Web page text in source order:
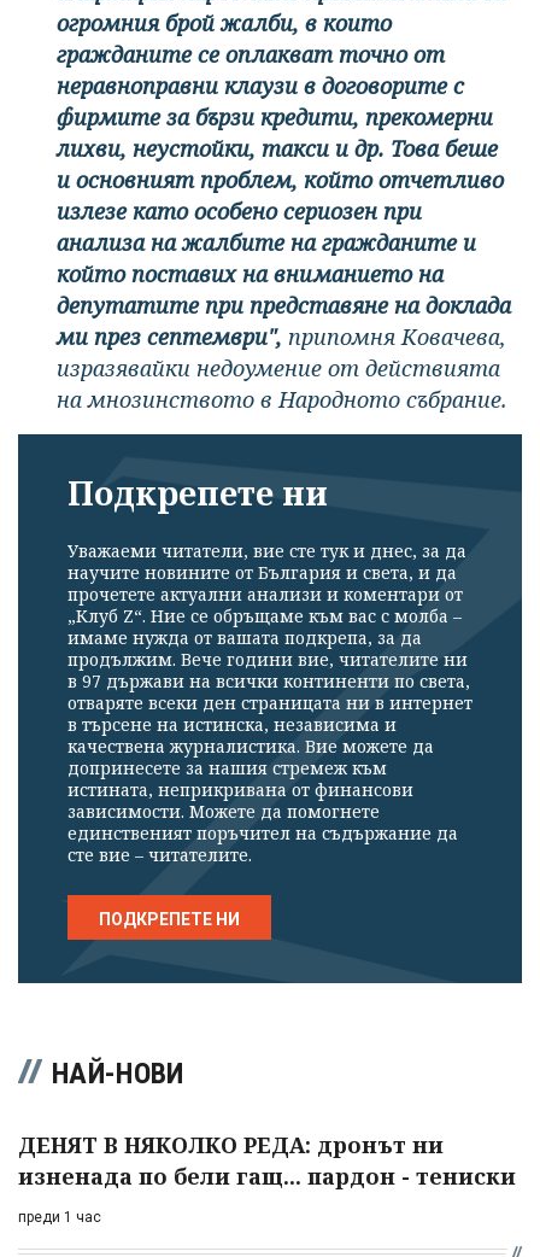
огромния брой жалби, в които
гражданите се оплакват точно от
неравноправни клаузи в договорите с
фирмите за бързи кредити, прекомерни
лихви, неустойки, такси и др. Това беше
и основният проблем, който отчетливо
излезе като особено сериозен при
анализа на жалбите на гражданите и
който поставих на вниманието на
депутатите при представяне на доклада
ми през септември", припомня Ковачева,
изразявайки недоумение от действията
на мнозинството в Народното събрание.
Подкрепете ни
Уважаеми читатели, вие сте тук и днес, за да
научите новините от България и света, и да
прочетете актуални анализи и коментари от
„Клуб Z“. Ние се обръщаме към вас с молба –
имаме нужда от вашата подкрепа, за да
продължим. Вече години вие, читателите ни
в 97 държави на всички континенти по света,
отваряте всеки ден страницата ни в интернет
в търсене на истинска, независима и
качествена журналистика. Вие можете да
допринесете за нашия стремеж към
истината, неприкривана от финансови
зависимости. Можете да помогнете
единственият поръчител на съдържание да
сте вие – читателите.
ПОДКРЕПЕТЕ НИ
НАЙ-НОВИ
ДЕНЯТ В НЯКОЛКО РЕДА: дронът ни
изненада по бели гащ... пардон - тениски
преди 1 час